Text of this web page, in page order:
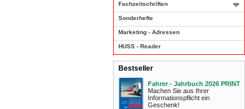
Fachzeitschriften
Sonderhefte
Marketing - Adressen
HUSS - Reader
Bestseller
Fahrer - Jahrbuch 2026 PRINT
Machen Sie aus Ihrer
Informationspflicht ein
Geschenk!